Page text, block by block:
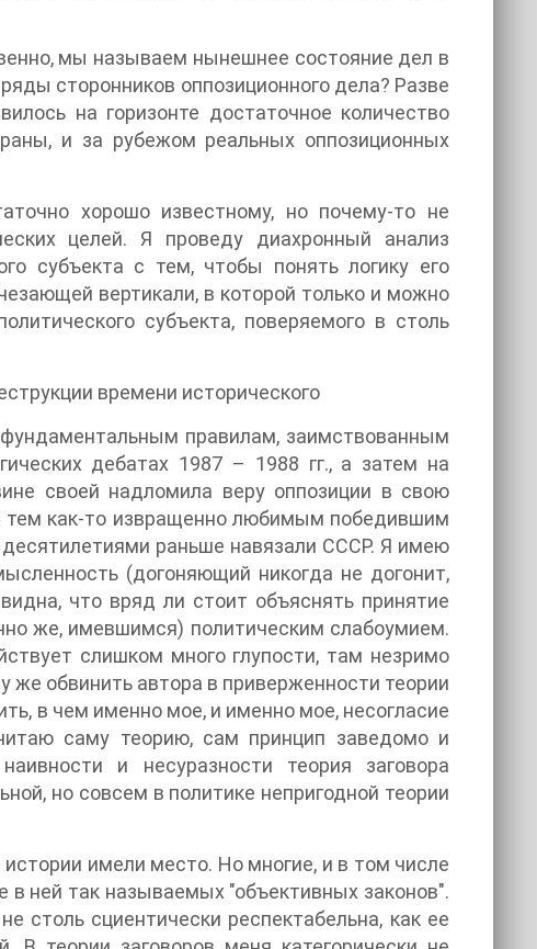
мы называем нынешнее состояние дел в
сторонников оппозиционного дела? Разве
на горизонте достаточное количество
и за рубежом реальных оппозиционных
хорошо известному, но почему-то не
целей. Я проведу диахронный анализ
субъекта с тем, чтобы понять логику его
вертикали, в которой только и можно
субъекта, поверяемого в столь
времени исторического
фундаментальным правилам, заимствованным
дебатах 1987 – 1988 гг., а затем на
своей надломила веру оппозиции в свою
тем как-то извращенно любимым победившим
раньше навязали СССР. Я имею
(догоняющий никогда не догонит,
что вряд ли стоит объяснять принятие
же, имевшимся) политическим слабоумием.
слишком много глупости, там незримо
же обвинить автора в приверженности теории
в чем именно мое, и именно мое, несогласие
саму теорию, сам принцип заведомо и
и несуразности теория заговора
но совсем в политике непригодной теории
имели место. Но многие, и в том числе
в ней так называемых "объективных законов".
столь сциентически респектабельна, как ее